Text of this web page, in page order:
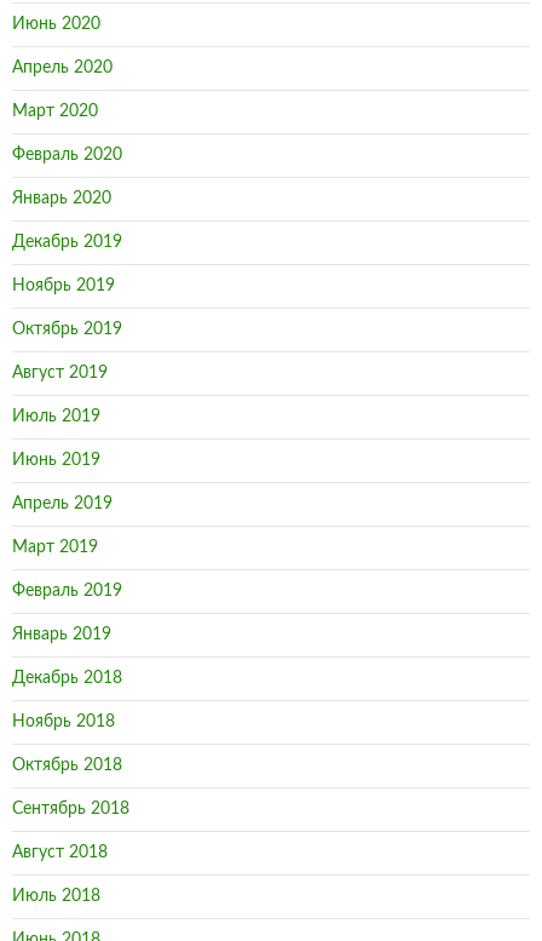
Февраль 2020
Январь 2020
Декабрь 2019
Ноябрь 2019
Октябрь 2019
Август 2019
Июль 2019
Июнь 2019
Апрель 2019
Март 2019
Февраль 2019
Январь 2019
Декабрь 2018
Ноябрь 2018
Октябрь 2018
Сентябрь 2018
Август 2018
Июль 2018
Июнь 2018
Май 2018
Апрель 2018
Март 2018